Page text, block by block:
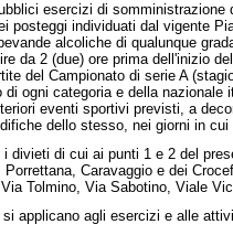
esercizi di
posteggi individuati dal vigente
alcoliche di qualunque
da 2 (due) ore prima dell'inizio
del Campionato di serie A
ogni categoria e della
eventi sportivi previsti, a
dello stesso, nei giorni in
i divieti di cui ai punti 1 e 2 del
Caravaggio e dei
Tolmino, Via Sabotino, Viale
applicano agli esercizi e alle